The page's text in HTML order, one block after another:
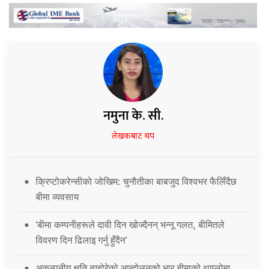
नमुना के. सी.
लेखकबाट थप
क्रिप्टोकरेन्सीको जोखिम: चुनौतीका बाबजुद विश्वभर फैलिँदैछ
बीमा व्यवसाय
‘बीमा कम्पनीहरूले दावी दिन खोज्दैनन् भन्नू गलत, बीमितले
विवरण दिन ढिलाइ गर्नु हुँदैन’